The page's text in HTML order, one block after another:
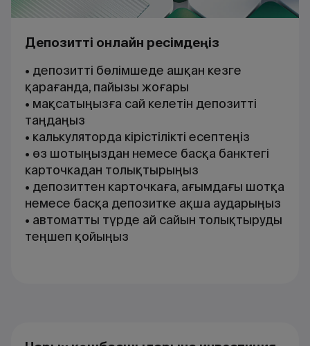
Депозитті онлайн ресімдеңіз
• депозитті бөлімшеде ашқан кезге
қарағанда, пайызы жоғары
• мақсатыңызға сай келетін депозитті
таңдаңыз
• калькуляторда кірістілікті есептеңіз
• өз шотыңыздан немесе басқа банктегі
карточкадан толықтырыңыз
• депозиттен карточкаға, ағымдағы шотқа
немесе басқа депозитке ақша аударыңыз
• автоматты түрде ай сайын толықтыруды
теңшеп қойыңыз